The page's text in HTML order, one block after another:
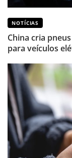
NOTÍCIAS
China cria
para veículos